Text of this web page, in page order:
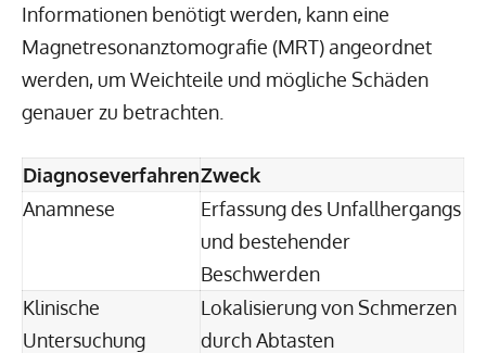
Informationen benötigt werden, kann eine
Magnetresonanztomografie (MRT) angeordnet
werden, um Weichteile und mögliche Schäden
genauer zu betrachten.
DiagnoseverfahrenZweck
Anamnese
Erfassung des Unfallhergangs
und bestehender
Beschwerden
Klinische
Untersuchung
Lokalisierung von Schmerzen
durch Abtasten